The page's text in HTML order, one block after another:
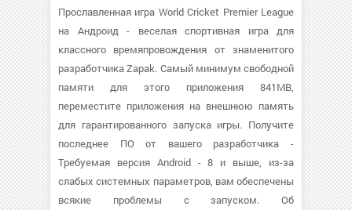
Прославленная игра World Cricket Premier League
на Андроид - веселая спортивная игра для
классного времяпровождения от знаменитого
разработчика Zapak. Самый минимум свободной
памяти для этого приложения 841MB,
переместите приложения на внешнюю память
для гарантированного запуска игры. Получите
последнее ПО от вашего разработчика -
Требуемая версия Android - 8 и выше, из-за
слабых системных параметров, вам обеспечены
всякие проблемы с запуском. Об